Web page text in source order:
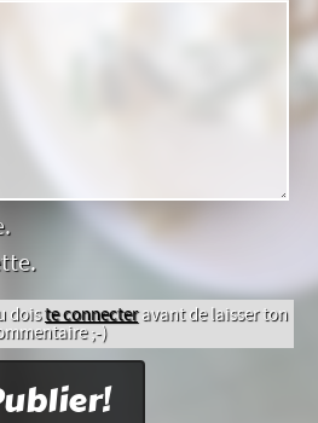
doiste connecteravant de laisser ton
;-)